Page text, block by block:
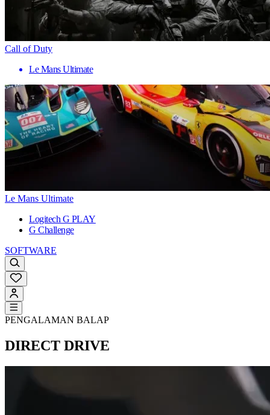
Call of Duty
Le Mans Ultimate
Le Mans Ultimate
Logitech G PLAY
G Challenge
SOFTWARE
PENGALAMAN BALAP
DIRECT DRIVE